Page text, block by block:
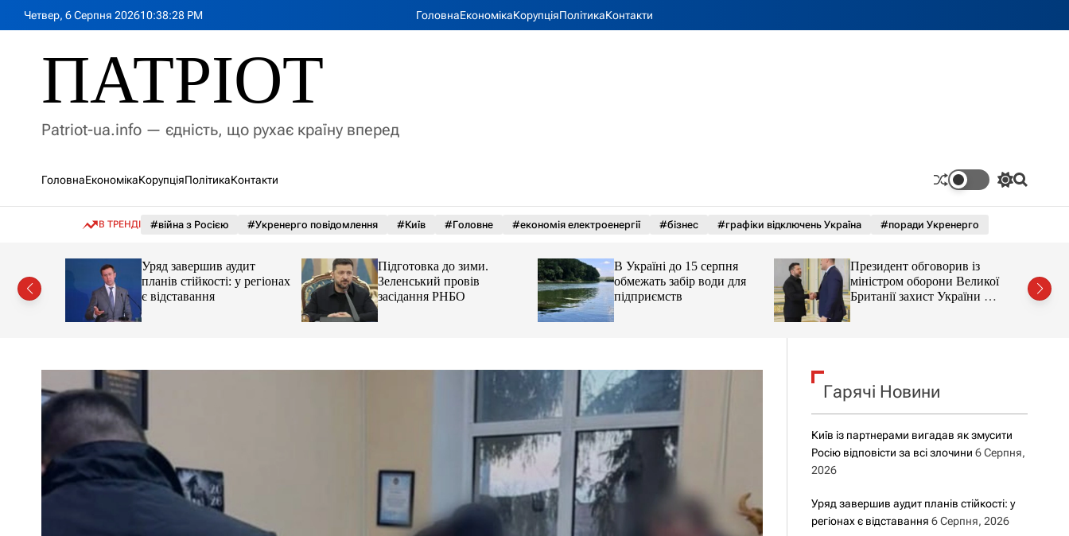
Четвер, 6 Серпня 202610:38:29 PM ГоловнаЕкономікаКорупціяПолітикаКонтакти
ПАТРІОТ
Patriot-ua.info — єдність, що рухає країну вперед
ГоловнаЕкономікаКорупціяПолітикаКонтакти
П
к
а
ч
о
о
р
м
у
П
В ТРЕНДІ #війна з Росією #Укренерго повідомлення #Київ #Головне #економія електроенергії #бізнес #графіки відключень Україна #поради Укренерго
Уряд завершив аудит
планів стійкості: у регіонах
є відставання
Підготовка до зими.
Зеленський провів
засідання РНБО
В Україні до 15 серпня
обмежать забір води для
підприємств
Президент обговорив із
міністром оборони Великої
Британії захист України від
балістики
Гарячі Новини
Київ із партнерами вигадав як змусити
Росію відповісти за всі злочини 6 Серпня,
2026
Уряд завершив аудит планів стійкості: у
регіонах є відставання 6 Серпня, 2026